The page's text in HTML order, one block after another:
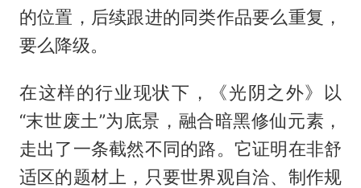
的位置，后续跟进的同类作品要么重复，
要么降级。
在这样的行业现状下，《光阴之外》以
“末世废土”为底景，融合暗黑修仙元素，
走出了一条截然不同的路。它证明在非舒
适区的题材上，只要世界观自洽、制作规